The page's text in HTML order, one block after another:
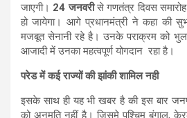
जाएगी। 24 जनवरीसे गणतंत्र दिवस
हो जायेगा। आगे प्रधानमंत्री ने कहा की
मजबूत सेनानी रहे है। उनके पराक्रम को
आजादी में उनका महत्वपूर्ण योगदान रहा है।
परेड में कई राज्यों की झांकी शामिल नही
इसके साथ ही यह भी खबर है की इस बार
को अनुमति नहीं है। जिसमे पश्चिम बंगाल,